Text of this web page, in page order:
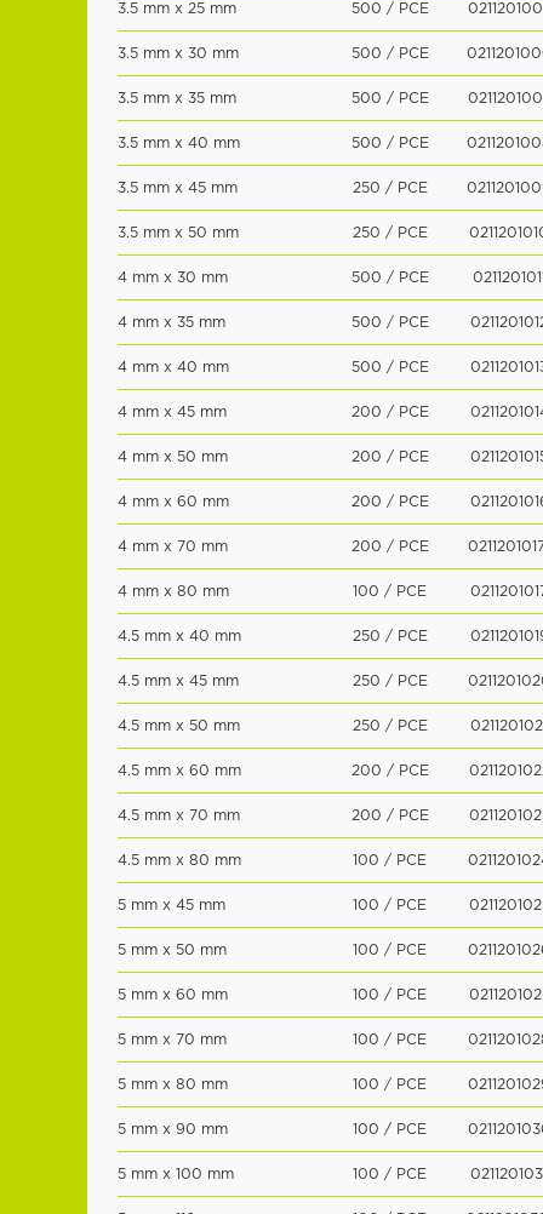
3.5 mm x 25 mm 500 / PCE
3.5 mm x 30 mm 500 / PCE
3.5 mm x 35 mm 500 / PCE
3.5 mm x 40 mm 500 / PCE
3.5 mm x 45 mm 250 / PCE
3.5 mm x 50 mm 250 / PCE
4 mm x 30 mm 500 / PCE
4 mm x 35 mm 500 / PCE
4 mm x 40 mm 500 / PCE
4 mm x 45 mm 200 / PCE
4 mm x 50 mm 200 / PCE
4 mm x 60 mm 200 / PCE
4 mm x 70 mm 200 / PCE
4 mm x 80 mm 100 / PCE
4.5 mm x 40 mm 250 / PCE
4.5 mm x 45 mm 250 / PCE
4.5 mm x 50 mm 250 / PCE
4.5 mm x 60 mm 200 / PCE
4.5 mm x 70 mm 200 / PCE
4.5 mm x 80 mm 100 / PCE
5 mm x 45 mm 100 / PCE
5 mm x 50 mm 100 / PCE
5 mm x 60 mm 100 / PCE
5 mm x 70 mm 100 / PCE
5 mm x 80 mm 100 / PCE
5 mm x 90 mm 100 / PCE
5 mm x 100 mm 100 / PCE